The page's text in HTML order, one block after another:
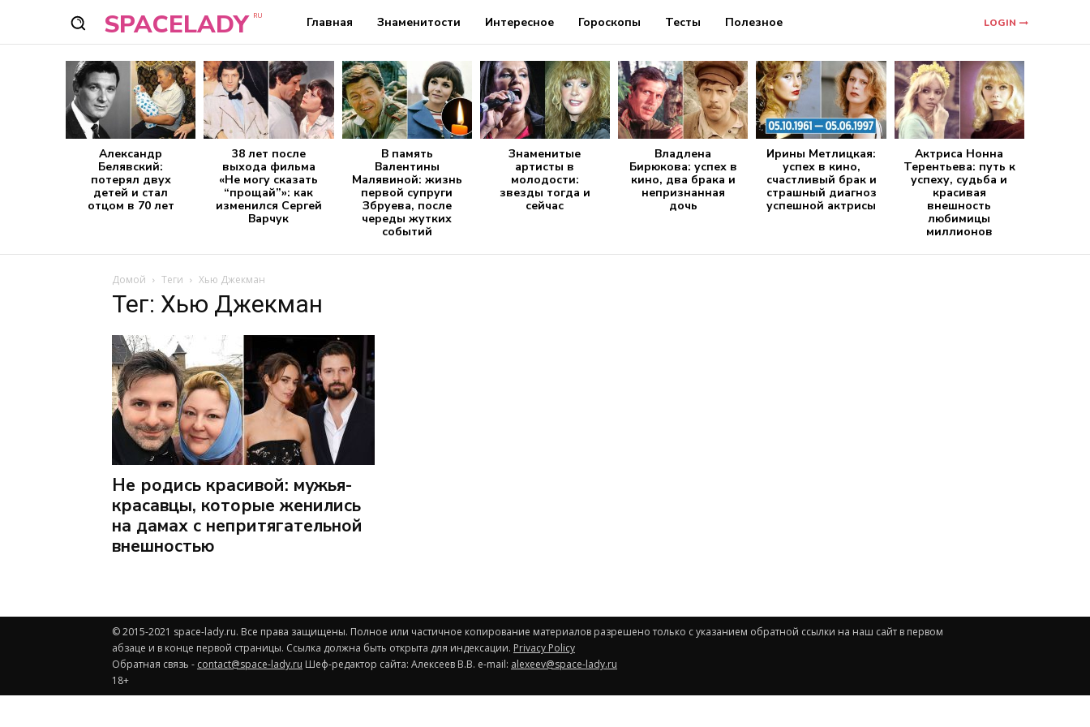
SPACELADY RU Главная Знаменитости Интересное Гороскопы Тесты Полезное LOGIN
Александр
Белявский:
потерял двух
детей и стал
отцом в 70 лет
38 лет после
выхода фильма
«Не могу сказать
“прощай”»: как
изменился Сергей
Варчук
В память
Валентины
Малявиной: жизнь
первой супруги
Збруева, после
череды жутких
событий
Знаменитые
артисты в
молодости:
звезды тогда и
сейчас
Владлена
Бирюкова: успех в
кино, два брака и
непризнанная
дочь
Ирины Метлицкая:
успех в кино,
счастливый брак и
страшный диагноз
успешной актрисы
Актриса Нонна
Терентьева: путь к
успеху, судьба и
красивая
внешность
любимицы
миллионов
Домой Теги Хью Джекман
Тег: Хью Джекман
Не родись красивой: мужья-
красавцы, которые женились
на дамах с непритягательной
внешностью
© 2015-2021 space-lady.ru. Все права защищены. Полное или частичное копирование материалов разрешено только с указанием обратной ссылки на наш сайт в первом
абзаце и в конце первой страницы. Ссылка должна быть открыта для индексации. Privacy Policy
Обратная связь - contact@space-lady.ru Шеф-редактор сайта: Алексеев В.В. e-mail: alexeev@space-lady.ru
18+